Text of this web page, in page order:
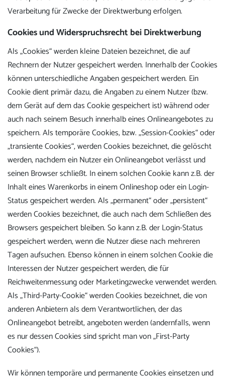
Verarbeitung für Zwecke der Direktwerbung erfolgen.
Cookies und Widerspruchsrecht bei Direktwerbung
Als „Cookies“ werden kleine Dateien bezeichnet, die auf
Rechnern der Nutzer gespeichert werden. Innerhalb der Cookies
können unterschiedliche Angaben gespeichert werden. Ein
Cookie dient primär dazu, die Angaben zu einem Nutzer (bzw.
dem Gerät auf dem das Cookie gespeichert ist) während oder
auch nach seinem Besuch innerhalb eines Onlineangebotes zu
speichern. Als temporäre Cookies, bzw. „Session-Cookies“ oder
„transiente Cookies“, werden Cookies bezeichnet, die gelöscht
werden, nachdem ein Nutzer ein Onlineangebot verlässt und
seinen Browser schließt. In einem solchen Cookie kann z.B. der
Inhalt eines Warenkorbs in einem Onlineshop oder ein Login-
Status gespeichert werden. Als „permanent“ oder „persistent“
werden Cookies bezeichnet, die auch nach dem Schließen des
Browsers gespeichert bleiben. So kann z.B. der Login-Status
gespeichert werden, wenn die Nutzer diese nach mehreren
Tagen aufsuchen. Ebenso können in einem solchen Cookie die
Interessen der Nutzer gespeichert werden, die für
Reichweitenmessung oder Marketingzwecke verwendet werden.
Als „Third-Party-Cookie“ werden Cookies bezeichnet, die von
anderen Anbietern als dem Verantwortlichen, der das
Onlineangebot betreibt, angeboten werden (andernfalls, wenn
es nur dessen Cookies sind spricht man von „First-Party
Cookies“).
Wir können temporäre und permanente Cookies einsetzen und